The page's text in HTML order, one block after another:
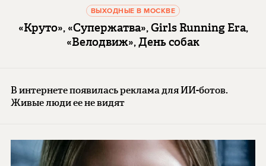
ВЫХОДНЫЕ В МОСКВЕ
«Круто», «Супержатва», Girls Running Era,
«Велодвиж», День собак
В интернете появилась реклама для ИИ-ботов.
Живые люди ее не видят